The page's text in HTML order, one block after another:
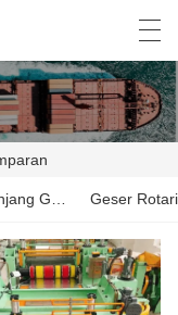
Español
Geser Rotari